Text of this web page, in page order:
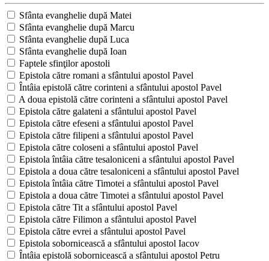
Sfânta evanghelie după Matei
Sfânta evanghelie după Marcu
Sfânta evanghelie după Luca
Sfânta evanghelie după Ioan
Faptele sfinţilor apostoli
Epistola către romani a sfântului apostol Pavel
Întâia epistolă către corinteni a sfântului apostol Pavel
A doua epistolă către corinteni a sfântului apostol Pavel
Epistola către galateni a sfântului apostol Pavel
Epistola către efeseni a sfântului apostol Pavel
Epistola către filipeni a sfântului apostol Pavel
Epistola către coloseni a sfântului apostol Pavel
Epistola întâia către tesaloniceni a sfântului apostol Pavel
Epistola a doua către tesaloniceni a sfântului apostol Pavel
Epistola întâia către Timotei a sfântului apostol Pavel
Epistola a doua către Timotei a sfântului apostol Pavel
Epistola către Tit a sfântului apostol Pavel
Epistola către Filimon a sfântului apostol Pavel
Epistola către evrei a sfântului apostol Pavel
Epistola sobornicească a sfântului apostol Iacov
Întâia epistolă sobornicească a sfântului apostol Petru